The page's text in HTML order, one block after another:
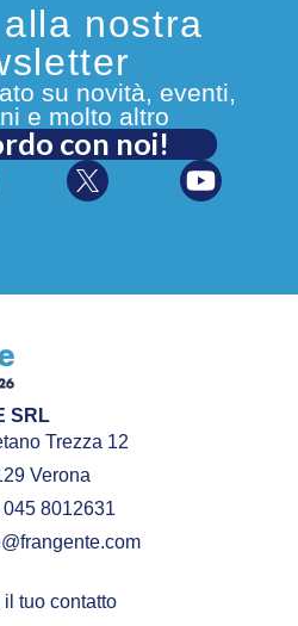
nostra
su novità, eventi,
e molto altro
con noi!
SRL
Trezza 12
Verona
045 8012631
tuo contatto